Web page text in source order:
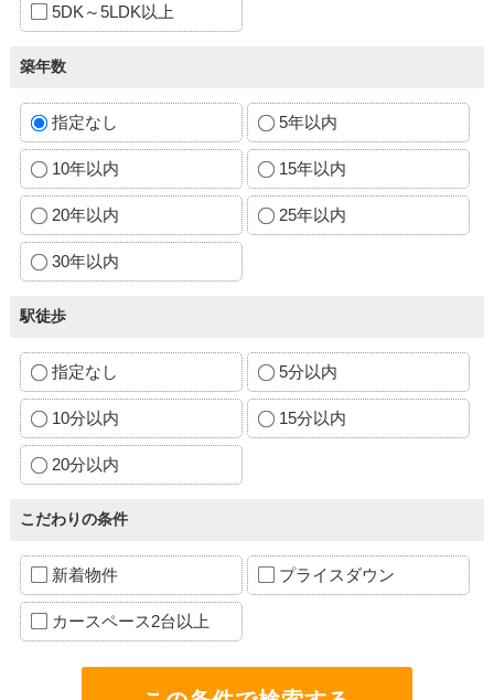
5DK～5LDK以上
築年数
指定なし 5年以内
10年以内 15年以内
20年以内 25年以内
30年以内
駅徒歩
指定なし 5分以内
10分以内 15分以内
20分以内
こだわりの条件
新着物件 プライスダウン
カースペース2台以上